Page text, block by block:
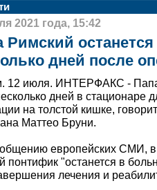
2021 года, 15:42
Римский
дней после
12 июля. ИНТЕРФАКС -
дней в стационаре
на толстой кишке,
Маттео Бруни.
европейских СМИ, в
понтифик "останется в
лечения и